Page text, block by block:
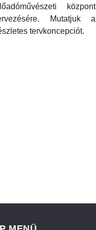
központ
Mutatjuk a
tervkoncepciót.